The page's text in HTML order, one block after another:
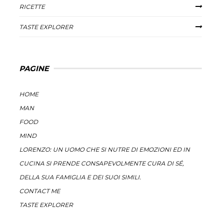
RICETTE
TASTE EXPLORER
PAGINE
HOME
MAN
FOOD
MIND
LORENZO: UN UOMO CHE SI NUTRE DI EMOZIONI ED IN
CUCINA SI PRENDE CONSAPEVOLMENTE CURA DI SÉ,
DELLA SUA FAMIGLIA E DEI SUOI SIMILI.
CONTACT ME
TASTE EXPLORER